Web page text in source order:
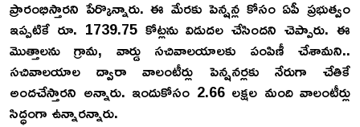
ప్రారంభిస్తారని పేర్కొన్నారు. ఈ మేరకు పెన్షన్ల కోసం ఏపీ ప్రభుత్వం
ఇప్పటికే రూ. 1739.75 కోట్లను విడుదల చేసిందని చెప్పారు. ఈ
మొత్తాలను గ్రామ, వార్డు సచివాలయాలకు పంపిణీ చేశామని..
సచివాలయాల ద్వారా వాలంటీర్లు పెన్షనర్లకు నేరుగా చేతికే
అందచేస్తారని అన్నారు. ఇందుకోసం 2.66 లక్షల మంది వాలంటీర్లు
సిద్ధంగా ఉన్నారన్నారు.